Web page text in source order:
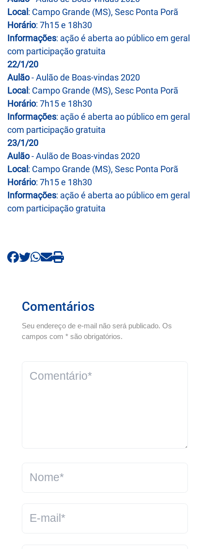
Local: Campo Grande (MS), Sesc Ponta Porã
Horário: 7h15 e 18h30
Informações: ação é aberta ao público em geral
com participação gratuita
22/1/20
Aulão- Aulão de Boas-vindas 2020
Local: Campo Grande (MS), Sesc Ponta Porã
Horário: 7h15 e 18h30
Informações: ação é aberta ao público em geral
com participação gratuita
23/1/20
Aulão- Aulão de Boas-vindas 2020
Local: Campo Grande (MS), Sesc Ponta Porã
Horário: 7h15 e 18h30
Informações: ação é aberta ao público em geral
com participação gratuita
Comentários
Seu endereço de e-mail não será publicado. Os
campos com * são obrigatórios.